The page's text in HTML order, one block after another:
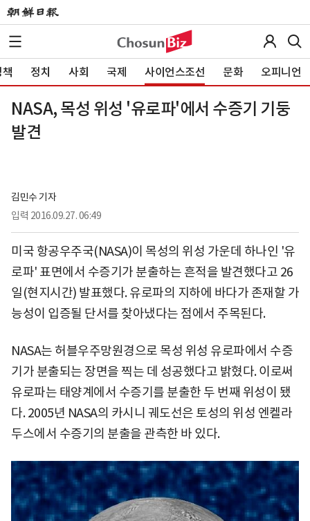
정치 사회 국제 사이언스조선 문화 오피니언
NASA, 목성 위성 '유로파'에서 수증기 기둥
발견
김민수 기자
입력 2016.09.27. 06:49
미국 항공우주국(NASA)이 목성의 위성 가운데 하나인 '유
로파' 표면에서 수증기가 분출하는 흔적을 발견했다고 26
일(현지시간) 발표했다. 유로파의 지하에 바다가 존재할 가
능성이 입증될 단서를 찾아냈다는 점에서 주목된다.
NASA는 허블우주망원경으로 목성 위성 유로파에서 수증
기가 분출되는 장면을 찍는 데 성공했다고 밝혔다. 이로써
유로파는 태양계에서 수증기를 분출한 두 번째 위성이 됐
다. 2005년 NASA의 카시니 궤도선은 토성의 위성 엔켈라
두스에서 수증기의 분출을 관측한 바 있다.